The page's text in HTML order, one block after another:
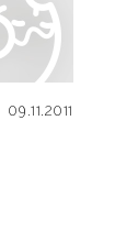
09.11.2011